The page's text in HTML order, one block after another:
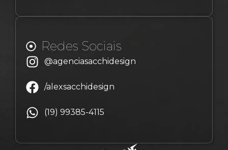
Redes Sociais
@agenciasacchidesign
/alexsacchidesign
(19) 99385-4115